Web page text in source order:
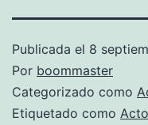
Publicada el 8
Por boommaster
Categorizado como
Etiquetado como